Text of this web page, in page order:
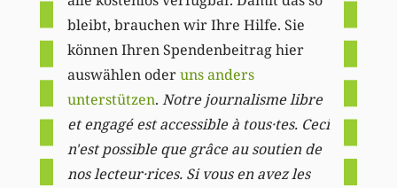
bleibt, brauchen wir Ihre Hilfe. Sie
können Ihren Spendenbeitrag hier
auswählen oderuns anders
unterstützen. Notre journalisme libre
et engagé est accessible à tous·tes. Ceci
n'est possible que grâce au soutien de
nos lecteur·rices. Si vous en avez les